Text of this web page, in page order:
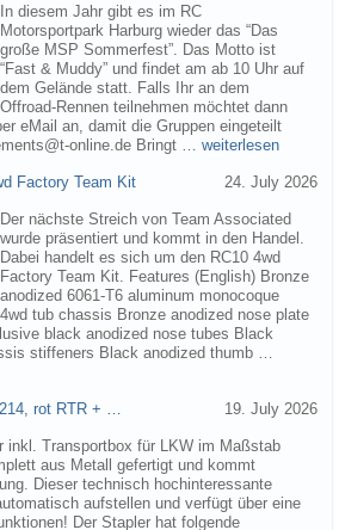
In diesem Jahr gibt es im RC
Motorsportpark Harburg wieder das “Das
große MSP Sommerfest”. Das Motto ist
“Fast & Muddy” und findet am ab 10 Uhr auf
dem Gelände statt. Falls Ihr an dem
Offroad-Rennen teilnehmen möchtet dann
eMail an, damit die Gruppen eingeteilt
online.de Bringt … weiterlesen
Factory Team Kit 24. July 2026
Der nächste Streich von Team Associated
wurde präsentiert und kommt in den Handel.
Dabei handelt es sich um den RC10 4wd
Factory Team Kit. Features (English) Bronze
anodized 6061-T6 aluminum monocoque
4wd tub chassis Bronze anodized nose plate
black anodized nose tubes Black
stiffeners Black anodized thumb …
rot RTR + … 19. July 2026
inkl. Transportbox für LKW im Maßstab
aus Metall gefertigt und kommt
Dieser technisch hochinteressante
aufstellen und verfügt über eine
Der Stapler hat folgende